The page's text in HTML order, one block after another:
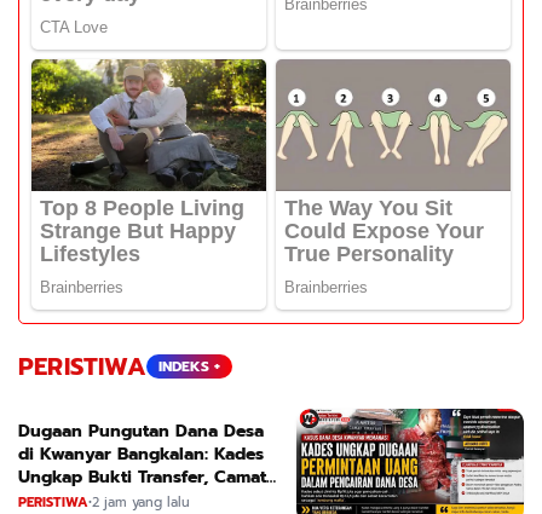
PERISTIWA INDEKS +
Dugaan Pungutan Dana Desa
di Kwanyar Bangkalan: Kades
Ungkap Bukti Transfer, Camat
Beri Bantahan Tegas
PERISTIWA•2 jam yang lalu